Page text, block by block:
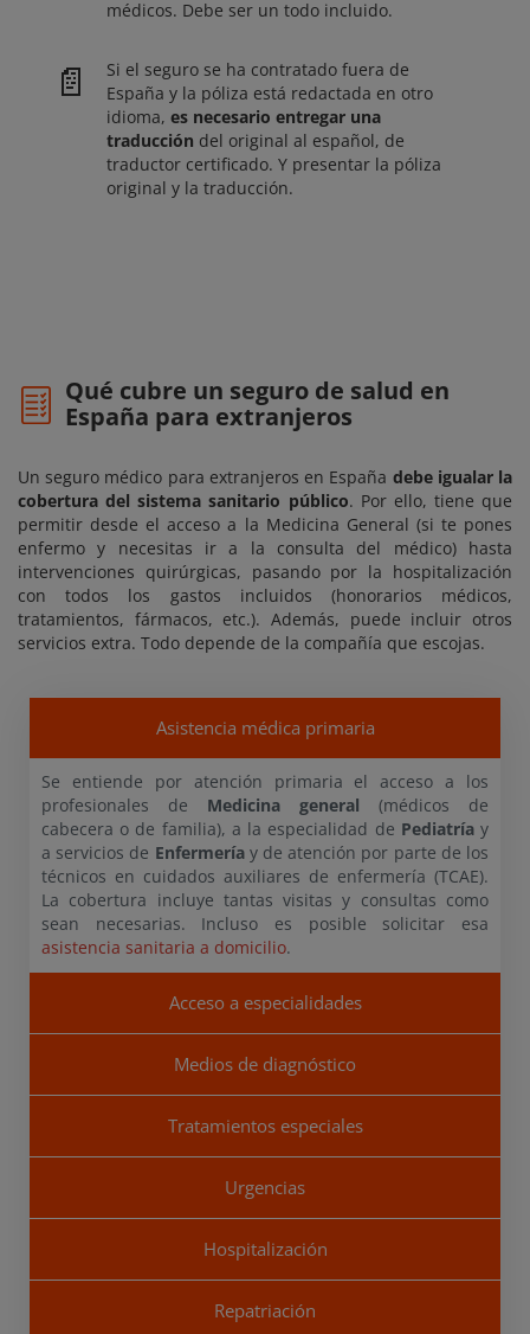
médicos. Debe ser un todo incluido.
📄
Si el seguro se ha contratado fuera de
España y la póliza está redactada en otro
idioma, es necesario entregar una
traducción del original al español, de
traductor certificado. Y presentar la póliza
original y la traducción.
Qué cubre un seguro de salud en
España para extranjeros
Un seguro médico para extranjeros en España debe igualar la
cobertura del sistema sanitario público. Por ello, tiene que
permitir desde el acceso a la Medicina General (si te pones
enfermo y necesitas ir a la consulta del médico) hasta
intervenciones quirúrgicas, pasando por la hospitalización
con todos los gastos incluidos (honorarios médicos,
tratamientos, fármacos, etc.). Además, puede incluir otros
servicios extra. Todo depende de la compañía que escojas.
Asistencia médica primaria
Se entiende por atención primaria el acceso a los
profesionales de Medicina general (médicos de
cabecera o de familia), a la especialidad de Pediatríay
a servicios de Enfermeríay de atención por parte de los
técnicos en cuidados auxiliares de enfermería (TCAE).
La cobertura incluye tantas visitas y consultas como
sean necesarias. Incluso es posible solicitar esa
asistencia sanitaria a domicilio.
Acceso a especialidades
Medios de diagnóstico
Tratamientos especiales
Urgencias
Hospitalización
Repatriación